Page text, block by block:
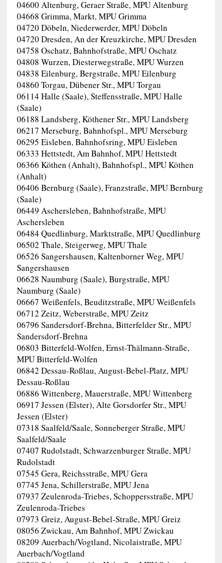
04600 Altenburg, Geraer Straße, MPU Altenburg
04668 Grimma, Markt, MPU Grimma
04720 Döbeln, Niederwerder, MPU Döbeln
04720 Dresden, An der Kreuzkirche, MPU Dresden
04758 Oschatz, Bahnhofstraße, MPU Oschatz
04808 Wurzen, Diesterwegstraße, MPU Wurzen
04838 Eilenburg, Bergstraße, MPU Eilenburg
04860 Torgau, Dübener Str., MPU Torgau
06114 Halle (Saale), Steffensstraße, MPU Halle
(Saale)
06188 Landsberg, Köthener Str., MPU Landsberg
06217 Merseburg, Bahnhofspl., MPU Merseburg
06295 Eisleben, Bahnhofsring, MPU Eisleben
06333 Hettstedt, Am Bahnhof, MPU Hettstedt
06366 Köthen (Anhalt), Bahnhofspl., MPU Köthen
(Anhalt)
06406 Bernburg (Saale), Franzstraße, MPU Bernburg
(Saale)
06449 Aschersleben, Bahnhofstraße, MPU
Aschersleben
06484 Quedlinburg, Marktstraße, MPU Quedlinburg
06502 Thale, Steigerweg, MPU Thale
06526 Sangershausen, Kaltenborner Weg, MPU
Sangershausen
06628 Naumburg (Saale), Burgstraße, MPU
Naumburg (Saale)
06667 Weißenfels, Beuditzstraße, MPU Weißenfels
06712 Zeitz, Weberstraße, MPU Zeitz
06796 Sandersdorf-Brehna, Bitterfelder Str., MPU
Sandersdorf-Brehna
06803 Bitterfeld-Wolfen, Ernst-Thälmann-Straße,
MPU Bitterfeld-Wolfen
06842 Dessau-Roßlau, August-Bebel-Platz, MPU
Dessau-Roßlau
06886 Wittenberg, Mauerstraße, MPU Wittenberg
06917 Jessen (Elster), Alte Gorsdorfer Str., MPU
Jessen (Elster)
07318 Saalfeld/Saale, Sonneberger Straße, MPU
Saalfeld/Saale
07407 Rudolstadt, Schwarzenburger Straße, MPU
Rudolstadt
07545 Gera, Reichsstraße, MPU Gera
07745 Jena, Schillerstraße, MPU Jena
07937 Zeulenroda-Triebes, Schoppersstraße, MPU
Zeulenroda-Triebes
07973 Greiz, August-Bebel-Straße, MPU Greiz
08056 Zwickau, Am Bahnhof, MPU Zwickau
08209 Auerbach/Vogtland, Nicolaistraße, MPU
Auerbach/Vogtland